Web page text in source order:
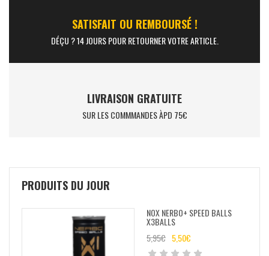
SATISFAIT OU REMBOURSÉ !
DÉÇU ? 14 JOURS POUR RETOURNER VOTRE ARTICLE.
LIVRAISON GRATUITE
SUR LES COMMMANDES ÀPD 75€
PRODUITS DU JOUR
NOX NERBO+ SPEED BALLS
X3BALLS
5,95€ 5,50€